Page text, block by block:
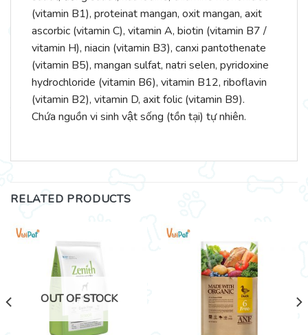
(vitamin B1), proteinat mangan, oxit mangan, axit
ascorbic (vitamin C), vitamin A, biotin (vitamin B7 /
vitamin H), niacin (vitamin B3), canxi pantothenate
(vitamin B5), mangan sulfat, natri selen, pyridoxine
hydrochloride (vitamin B6), vitamin B12, riboflavin
(vitamin B2), vitamin D, axit folic (vitamin B9).
Chứa nguồn vi sinh vật sống (tồn tại) tự nhiên.
RELATED PRODUCTS
OUT OF STOCK